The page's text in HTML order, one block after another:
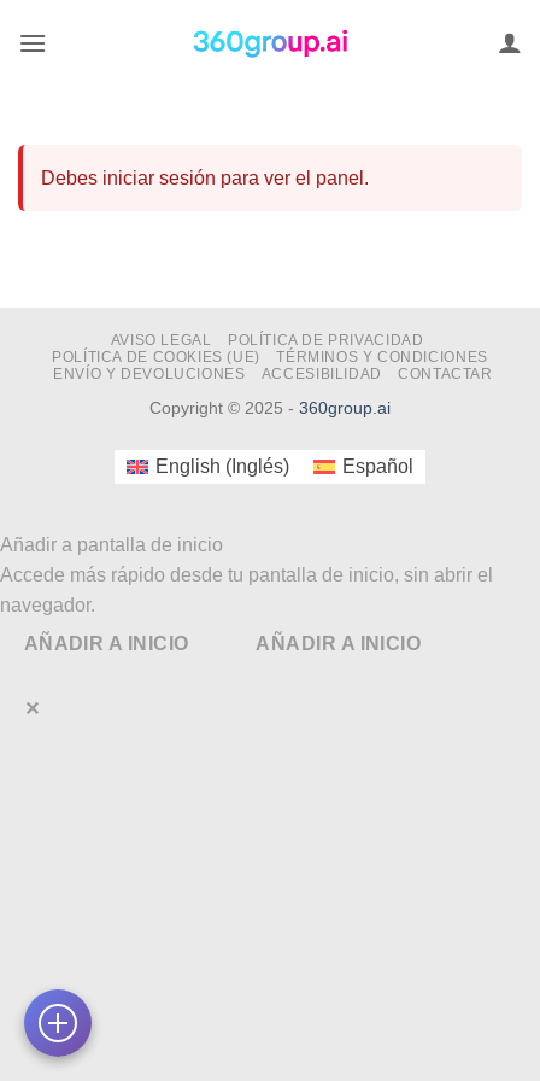
Debes iniciar sesión para ver el panel.
AVISO LEGAL
POLÍTICA DE PRIVACIDAD
POLÍTICA DE COOKIES (UE)
TÉRMINOS Y CONDICIONES
ENVÍO Y DEVOLUCIONES
ACCESIBILIDAD CONTACTAR
Copyright © 2025 - 360group.ai
English ( Inglés) Español
Añadir a pantalla de inicio
Accede más rápido desde tu pantalla de inicio, sin abrir el
navegador.
AÑADIR A INICIO
AÑADIR A INICIO
✕